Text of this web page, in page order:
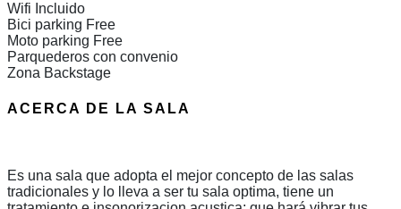
Wifi Incluido
Bici parking Free
Moto parking Free
Parquederos con convenio
Zona Backstage
ACERCA DE LA SALA
Es una sala que adopta el mejor concepto de las salas
tradicionales y lo lleva a ser tu sala optima, tiene un